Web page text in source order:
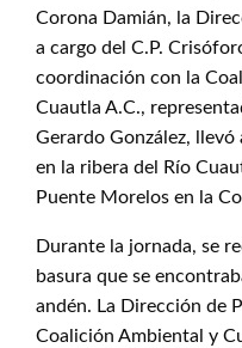
Corona Damián, la
a cargo del C.P.
coordinación con la
Cuautla A.C.,
Gerardo González, llevó
en la ribera del Río
Puente Morelos en la
Durante la jornada, se
basura que se
andén. La Dirección de
Coalición Ambiental y